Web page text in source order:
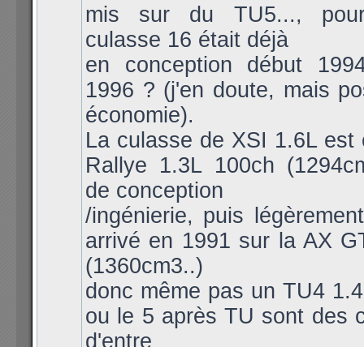
mis sur du TU5...,
culasse 16 était déjà
en conception début
1996 ? (j'en doute, mais
économie).
La culasse de XSI 1.6L est
Rallye 1.3L 100ch
de conception
/ingénierie, puis
arrivé en 1991 sur la AX
(1360cm3..)
donc même pas un TU4
ou le 5 après TU sont des
d'entre